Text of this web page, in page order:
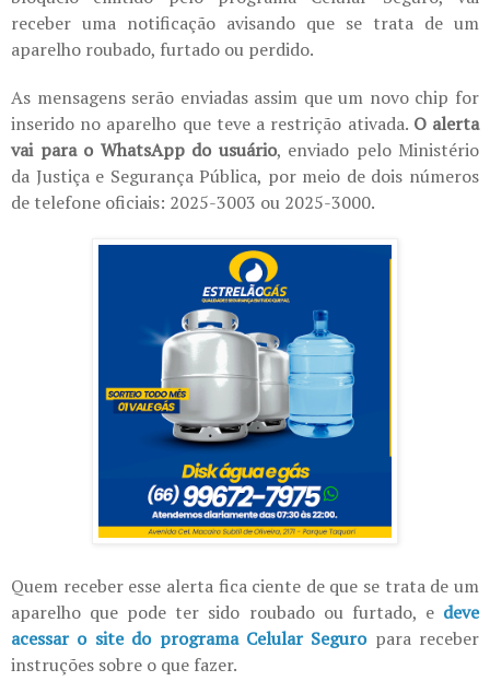
receber uma notificação avisando que se trata de um
aparelho roubado, furtado ou perdido.
As mensagens serão enviadas assim que um novo chip for
inserido no aparelho que teve a restrição ativada. O alerta
vai para o WhatsApp do usuário, enviado pelo Ministério
da Justiça e Segurança Pública, por meio de dois números
de telefone oficiais: 2025-3003 ou 2025-3000.
Quem receber esse alerta fica ciente de que se trata de um
aparelho que pode ter sido roubado ou furtado, e deve
acessar o site do programa Celular Seguropara receber
instruções sobre o que fazer.